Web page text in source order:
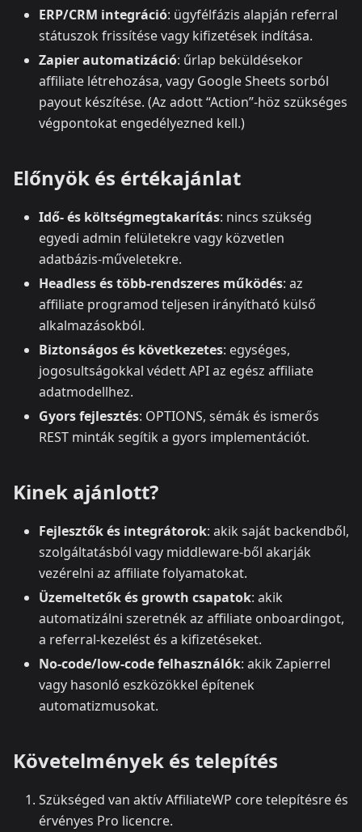
ERP/CRM integráció: ügyfélfázis alapján referral
státuszok frissítése vagy kifizetések indítása.
Zapier automatizáció: űrlap beküldésekor
affiliate létrehozása, vagy Google Sheets sorból
payout készítése. (Az adott “Action”-höz szükséges
végpontokat engedélyezned kell.)
Előnyök és értékajánlat
Idő- és költségmegtakarítás: nincs szükség
egyedi admin felületekre vagy közvetlen
adatbázis-műveletekre.
Headless és több-rendszeres működés: az
affiliate programod teljesen irányítható külső
alkalmazásokból.
Biztonságos és következetes: egységes,
jogosultságokkal védett API az egész affiliate
adatmodellhez.
Gyors fejlesztés: OPTIONS, sémák és ismerős
REST minták segítik a gyors implementációt.
Kinek ajánlott?
Fejlesztők és integrátorok: akik saját backendből,
szolgáltatásból vagy middleware-ből akarják
vezérelni az affiliate folyamatokat.
Üzemeltetők és growth csapatok: akik
automatizálni szeretnék az affiliate onboardingot,
a referral-kezelést és a kifizetéseket.
No‑code/low‑code felhasználók: akik Zapierrel
vagy hasonló eszközökkel építenek
automatizmusokat.
Követelmények és telepítés
Szükséged van aktív AffiliateWP core telepítésre és
érvényes Pro licencre.